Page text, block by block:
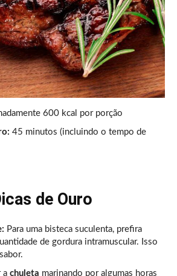
600 kcal por porção
45 minutos (incluindo o tempo de
de Ouro
Para uma bisteca suculenta, prefira
de gordura intramuscular. Isso
a chuleta marinando por algumas horas